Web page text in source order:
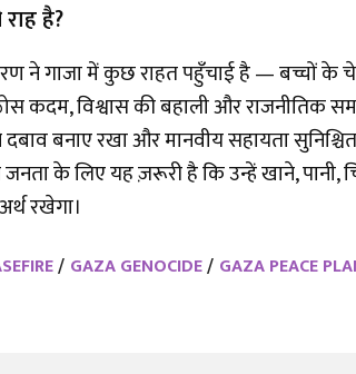
है?
ने गाजा में कुछ राहत पहुँचाई है — बच्चों के
कदम, विश्वास की बहाली और राजनीतिक
बनाए रखा और मानवीय सहायता
के लिए यह ज़रूरी है कि उन्हें खाने,
रखेगा।
GAZA GENOCIDE GAZA PEACE